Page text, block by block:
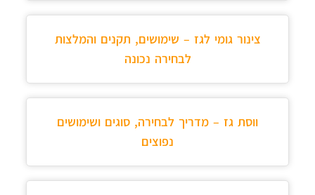
צינור גומי לגז – שימושים, תקנים והמלצות
לבחירה נכונה
ווסת גז – מדריך לבחירה, סוגים ושימושים
נפוצים